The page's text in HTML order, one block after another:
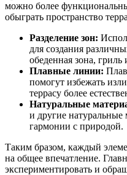
можно более
обыграть пространство
Разделение зон:
для создания
обеденная зона,
Плавные линии:
помогут избежать
террасу более
Натуральные
и другие натуральные
гармонии с природой.
Таким бразом, каждый
на общее впечатление.
экспериментировать и